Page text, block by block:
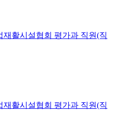
활시설협회 평가과 직원(직
활시설협회 평가과 직원(직